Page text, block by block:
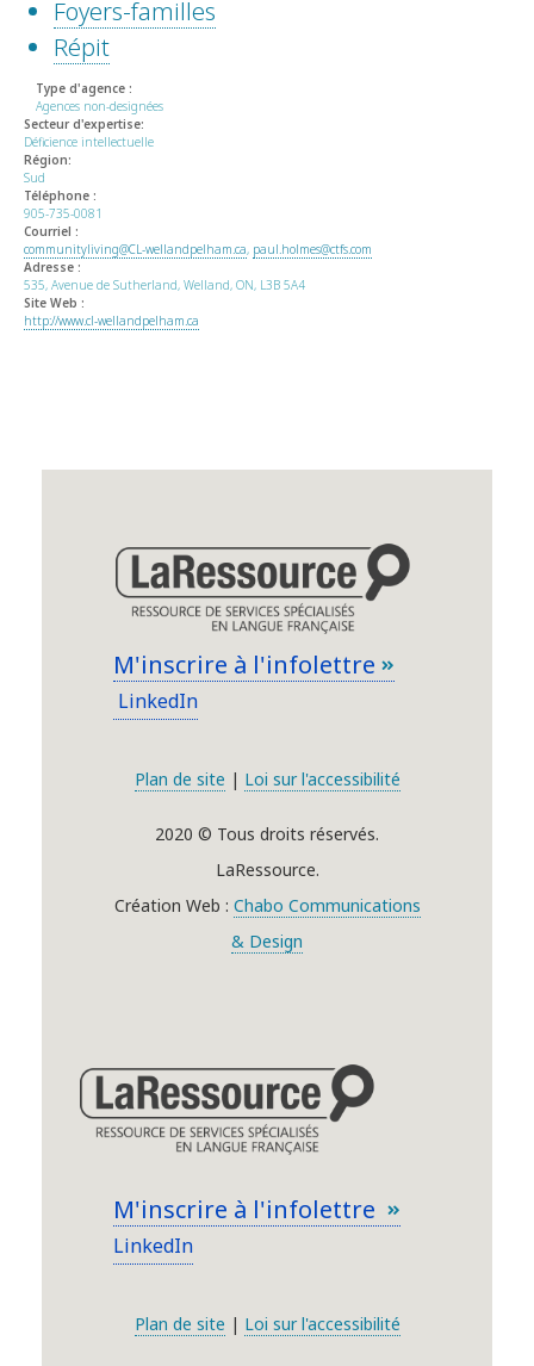
Foyers-familles
Répit
Type d'agence :
Agences non-designées
Secteur d'expertise:
Déficience intellectuelle
Région:
Sud
Téléphone :
905-735-0081
Courriel :
communityliving@CL-wellandpelham.ca, paul.holmes@ctfs.com
Adresse :
535, Avenue de Sutherland, Welland, ON, L3B 5A4
Site Web :
http://www.cl-wellandpelham.ca
M'inscrire à l'infolettre
LinkedIn
Plan de site | Loi sur l'accessibilité
2020 © Tous droits réservés.
LaRessource.
Création Web : Chabo Communications
& Design
M'inscrire à l'infolettre
LinkedIn
Plan de site | Loi sur l'accessibilité